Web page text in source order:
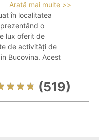
Arată mai multe >>
în localitatea
o
lux oferit de
de activități de
Bucovina. Acest
(519)